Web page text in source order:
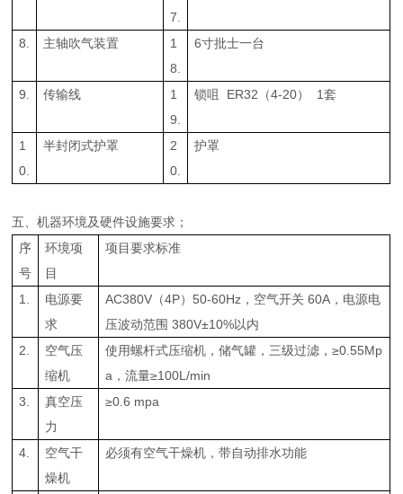
7.
8. 主轴吹气装置
1
8.
6寸批士一台
9. 传输线
1
9.
锁咀 ER32（4-20） 1套
1
0.
半封闭式护罩
2
0.
护罩
五、机器环境及硬件设施要求；
序
号
环境项
目
项目要求标准
1.
电源要
求
AC380V（4P）50-60Hz，空气开关 60A，电源电
压波动范围 380V±10%以内
2.
空气压
缩机
使用螺杆式压缩机，储气罐，三级过滤，≥0.55Mp
a，流量≥100L/min
3.
真空压
力
≥0.6 mpa
4.
空气干
燥机
必须有空气干燥机，带自动排水功能